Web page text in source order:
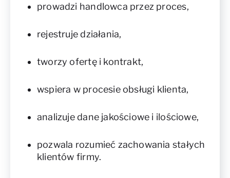
prowadzi handlowca przez proces,
rejestruje działania,
tworzy ofertę i kontrakt,
wspiera w procesie obsługi klienta,
analizuje dane jakościowe i ilościowe,
pozwala rozumieć zachowania stałych
klientów firmy.